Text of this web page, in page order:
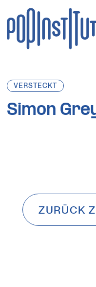
Direkt zum Inhalt
VERSTECKT
Simon
ZURÜCK